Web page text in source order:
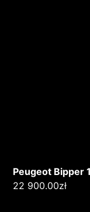
Peugeot Bipper
22 900.00zł